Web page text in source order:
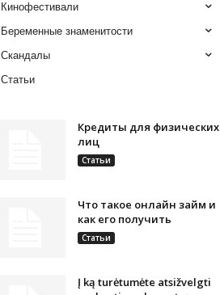
Кинофестивали
Беременные знаменитости
Скандалы
Статьи
Кредиты для физических
лиц
Статьи
Что такое онлайн займ и
как его получить
Статьи
Į ką turėtumėte atsižvelgti